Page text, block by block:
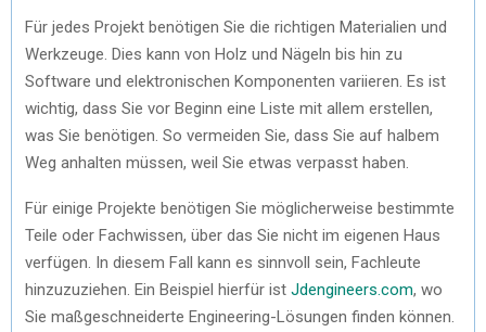
Für jedes Projekt benötigen Sie die richtigen Materialien und
Werkzeuge. Dies kann von Holz und Nägeln bis hin zu
Software und elektronischen Komponenten variieren. Es ist
wichtig, dass Sie vor Beginn eine Liste mit allem erstellen,
was Sie benötigen. So vermeiden Sie, dass Sie auf halbem
Weg anhalten müssen, weil Sie etwas verpasst haben.
Für einige Projekte benötigen Sie möglicherweise bestimmte
Teile oder Fachwissen, über das Sie nicht im eigenen Haus
verfügen. In diesem Fall kann es sinnvoll sein, Fachleute
hinzuzuziehen. Ein Beispiel hierfür ist Jdengineers.com, wo
Sie maßgeschneiderte Engineering-Lösungen finden können.